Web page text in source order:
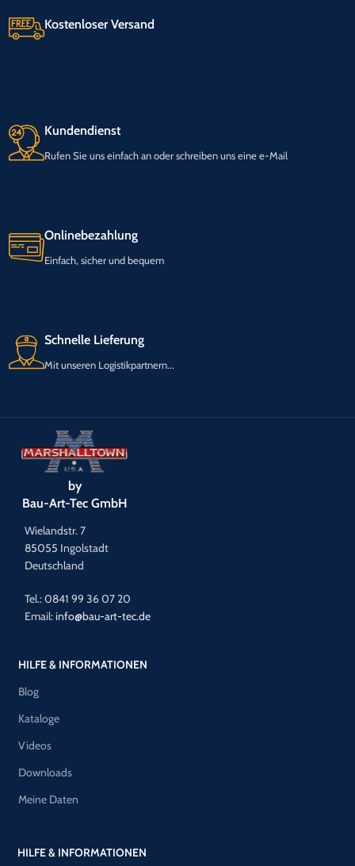
Kostenloser Versand
Kundendienst
Rufen Sie uns einfach an oder schreiben uns eine e-Mail
Onlinebezahlung
Einfach, sicher und bequem
Schnelle Lieferung
Mit unseren Logistikpartnern...
by
Bau-Art-Tec GmbH
Wielandstr. 7
85055 Ingolstadt
Deutschland
Tel.: 0841 99 36 07 20
Email:info@bau-art-tec.de
HILFE & INFORMATIONEN
Blog
Kataloge
Videos
Downloads
Meine Daten
HILFE & INFORMATIONEN